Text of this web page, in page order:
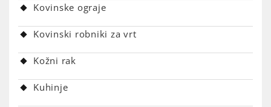
Kovinske ograje
Kovinski robniki za vrt
Kožni rak
Kuhinje